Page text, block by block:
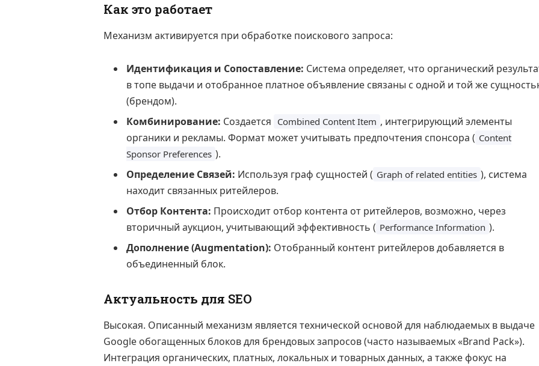
Как это работает
Механизм активируется при обработке поискового запроса:
Идентификация и Сопоставление: Система определяет, что органический
в топе выдачи и отобранное платное объявление связаны с одной и той же
(брендом).
Комбинирование: Создается Combined Content Item , интегрирующий элементы
органики и рекламы. Формат может учитывать предпочтения спонсора ( Content
Sponsor Preferences ).
Определение Связей: Используя граф сущностей ( Graph of related entities ), система
находит связанных ритейлеров.
Отбор Контента: Происходит отбор контента от ритейлеров, возможно, через
вторичный аукцион, учитывающий эффективность ( Performance Information ).
Дополнение (Augmentation): Отобранный контент ритейлеров добавляется в
объединенный блок.
Актуальность для SEO
Высокая. Описанный механизм является технической основой для наблюдаемых в выдаче
Google обогащенных блоков для брендовых запросов (часто называемых «Brand Pack»).
Интеграция органических, платных, локальных и товарных данных, а также фокус на